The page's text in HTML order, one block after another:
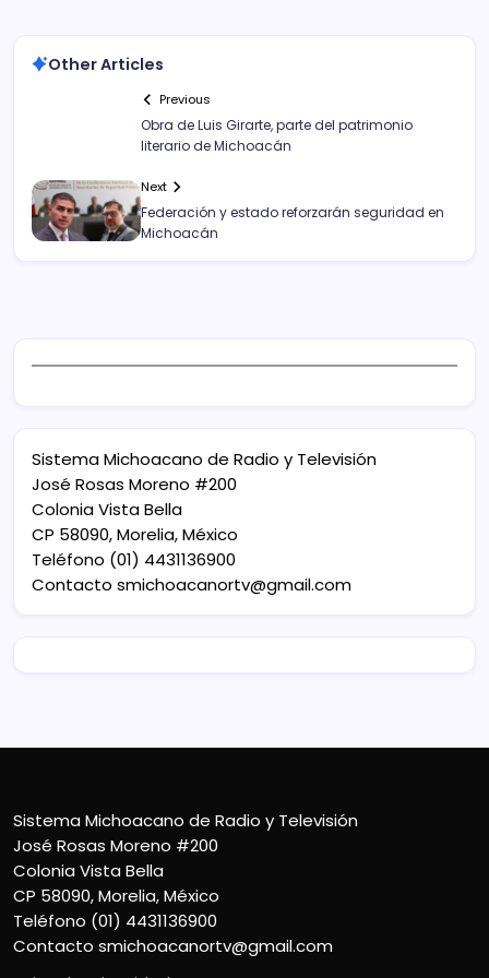
Other Articles
Previous
Obra de Luis Girarte, parte del patrimonio
literario de Michoacán
Next
Federación y estado reforzarán seguridad en
Michoacán
Sistema Michoacano de Radio y Televisión
José Rosas Moreno #200
Colonia Vista Bella
CP 58090, Morelia, México
Teléfono (01) 4431136900
Contacto smichoacanortv@gmail.com
Sistema Michoacano de Radio y Televisión
José Rosas Moreno #200
Colonia Vista Bella
CP 58090, Morelia, México
Teléfono (01) 4431136900
Contacto smichoacanortv@gmail.com